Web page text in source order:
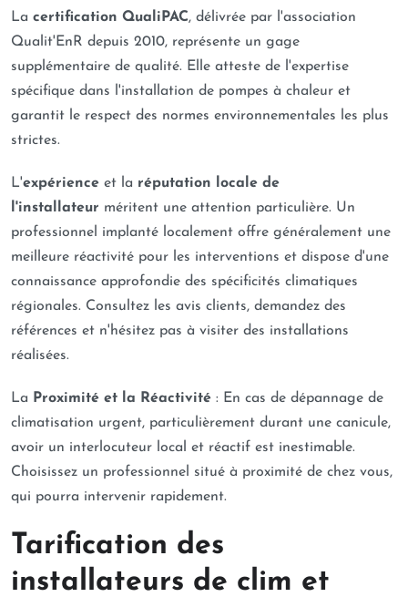
La certification QualiPAC, délivrée par l'association
Qualit'EnR depuis 2010, représente un gage
supplémentaire de qualité. Elle atteste de l'expertise
spécifique dans l'installation de pompes à chaleur et
garantit le respect des normes environnementales les plus
strictes.
L'expérience et la réputation locale de
l'installateur méritent une attention particulière. Un
professionnel implanté localement offre généralement une
meilleure réactivité pour les interventions et dispose d'une
connaissance approfondie des spécificités climatiques
régionales. Consultez les avis clients, demandez des
références et n'hésitez pas à visiter des installations
réalisées.
La Proximité et la Réactivité : En cas de dépannage de
climatisation urgent, particulièrement durant une canicule,
avoir un interlocuteur local et réactif est inestimable.
Choisissez un professionnel situé à proximité de chez vous,
qui pourra intervenir rapidement.
Tarification des
installateurs de clim et